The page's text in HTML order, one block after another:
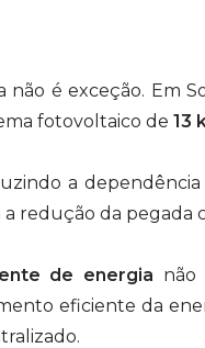
é exceção. Em
fotovoltaico de 13
a
redução da pegada
de energia não
eficiente da